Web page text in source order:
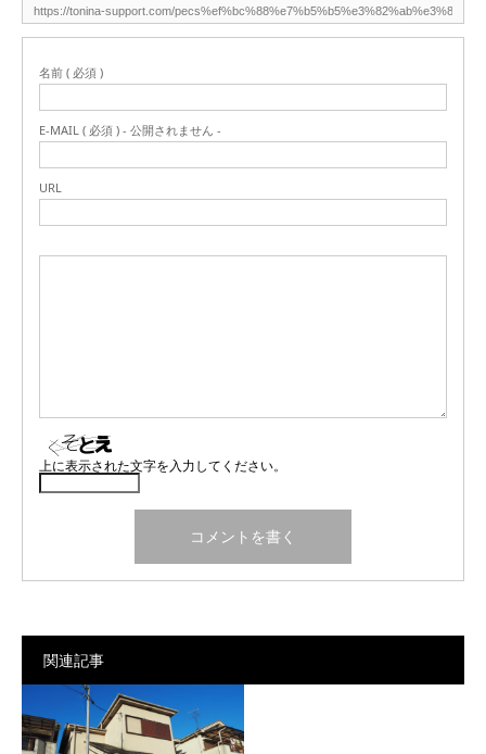
名前 ( 必須 )
E-MAIL ( 必須 ) - 公開されません -
URL
上に表示された文字を入力してください。
関連記事